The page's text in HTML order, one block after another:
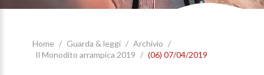
Home / Guarda & leggi / Archivio /
Il Monodito arrampica 2019 / (06) 07/04/2019